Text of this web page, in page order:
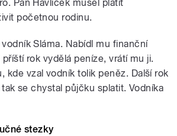
Pan Havlíček musel platit
početnou rodinu.
Sláma. Nabídl mu finanční
rok vydělá peníze, vrátí mu ji.
kde vzal vodník tolik peněz. Další rok
se chystal půjčku splatit. Vodníka
stezky